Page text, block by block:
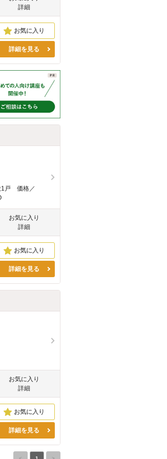
詳細
詳細を見る
1戸 価格／
お気に入り
詳細
詳細を見る
お気に入り
詳細
詳細を見る